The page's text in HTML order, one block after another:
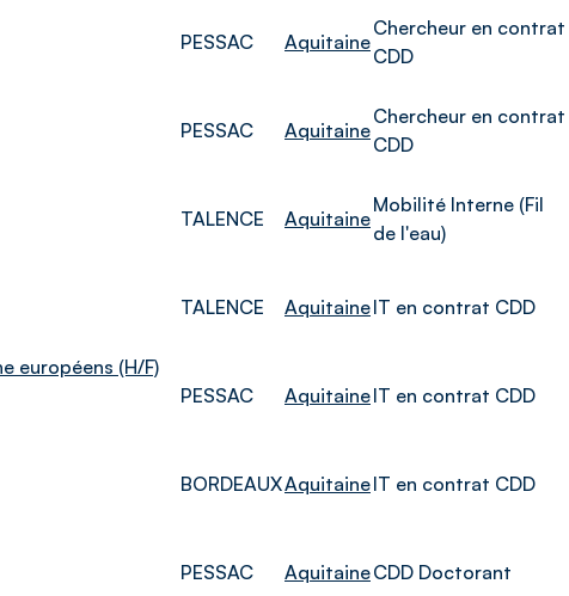
PESSAC Aquitaine
Chercheur en contrat
CDD
PESSAC Aquitaine
Chercheur en contrat
CDD
TALENCE Aquitaine
Mobilité Interne (Fil
de l'eau)
TALENCE AquitaineIT en contrat CDD
européens (H/F)
PESSAC AquitaineIT en contrat CDD
BORDEAUXAquitaineIT en contrat CDD
PESSAC AquitaineCDD Doctorant